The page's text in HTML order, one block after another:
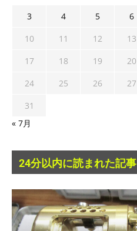
3
4 5 6
10
11 12 13
17
18 19 20
24
25 26 27
31
« 7月
24分以内に読まれた記事